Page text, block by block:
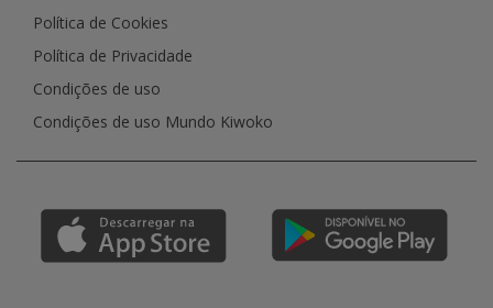
Política de Cookies
Política de Privacidade
Condições de uso
Condições de uso Mundo Kiwoko